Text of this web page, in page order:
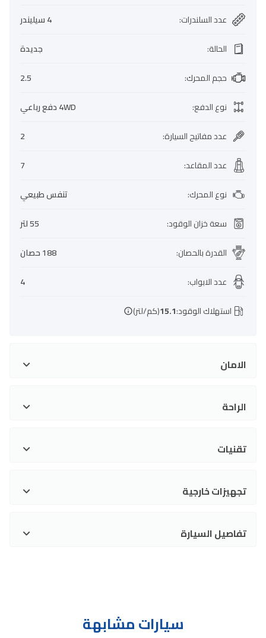
عدد السلندرات:
4 سيليندر
الحالة:
جديدة
حجم المحرك:
2.5
نوع الدفع:
4WD دفع رباعي
عدد مفاتيح السيارة:
2
عدد المقاعد:
7
نوع المحرك:
تنفس طبيعي
سعة خزان الوقود:
55 لتر
القدرة بالحصان:
188 حصان
عدد الابواب:
4
استهلاك الوقود:15.1(كم/لتر)
الامان
الراحة
تقنيات
تجهيزات خارجية
تفاصيل السيارة
سيارات مشابهة